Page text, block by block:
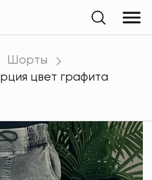
Шорты
цвет графита